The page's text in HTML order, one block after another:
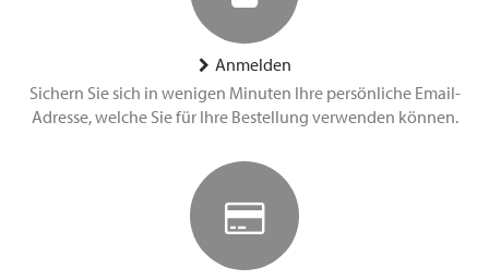
Anmelden
Sichern Sie sich in wenigen Minuten Ihre persönliche Email-
Adresse, welche Sie für Ihre Bestellung verwenden können.